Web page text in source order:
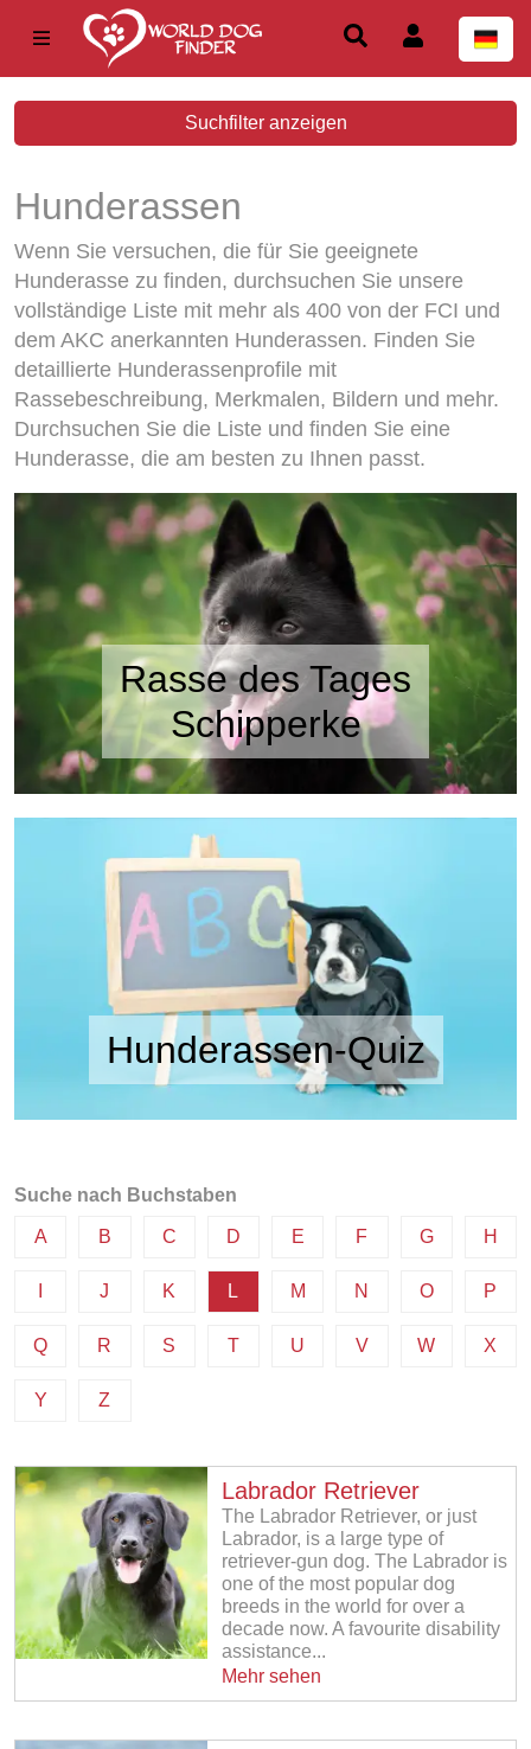
Suchfilter anzeigen
Hunderassen
Wenn Sie versuchen, die für Sie geeignete
Hunderasse zu finden, durchsuchen Sie unsere
vollständige Liste mit mehr als 400 von der FCI und
dem AKC anerkannten Hunderassen. Finden Sie
detaillierte Hunderassenprofile mit
Rassebeschreibung, Merkmalen, Bildern und mehr.
Durchsuchen Sie die Liste und finden Sie eine
Hunderasse, die am besten zu Ihnen passt.
Rasse des Tages
Schipperke
Hunderassen-Quiz
Suche nach Buchstaben
A B C D E F G H
J K L M N O P
Q R S T U V W X
Y Z
Labrador Retriever
The Labrador Retriever, or just
Labrador, is a large type of
retriever-gun dog. The Labrador is
one of the most popular dog
breeds in the world for over a
decade now. A favourite disability
assistance...
Mehr sehen